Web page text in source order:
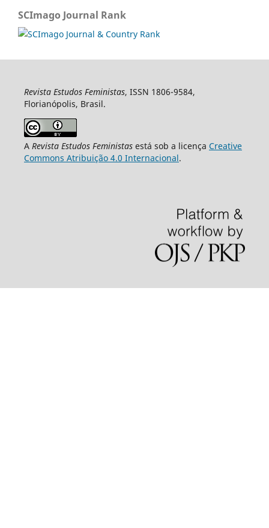
SCImago Journal Rank
Revista Estudos Feministas, ISSN 1806-9584,
Florianópolis, Brasil.
A Revista Estudos Feministasestá sob a licença Creative
Commons Atribuição 4.0 Internacional.